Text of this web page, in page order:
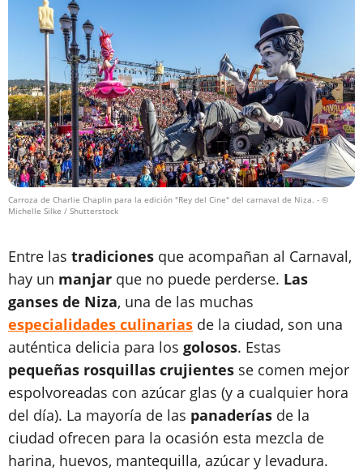
Carroza de Charlie Chaplin para la edición "Rey del Cine" del carnaval de Niza. - ©
Michelle Silke / Shutterstock
Entre las tradiciones que acompañan al Carnaval,
hay un manjar que no puede perderse. Las
ganses de Niza, una de las muchas
especialidades culinarias de la ciudad, son una
auténtica delicia para los golosos. Estas
pequeñas rosquillas crujientes se comen mejor
espolvoreadas con azúcar glas (y a cualquier hora
del día). La mayoría de las panaderías de la
ciudad ofrecen para la ocasión esta mezcla de
harina, huevos, mantequilla, azúcar y levadura.